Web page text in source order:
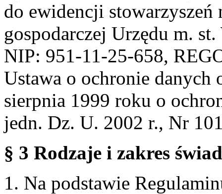
do ewidencji stowarzyszeń
gospodarczej Urzędu m.
NIP: 951-11-25-658,
Ustawa o ochronie danych
sierpnia 1999 roku o
jedn. Dz. U. 2002 r., Nr
§ 3 Rodzaje i zakres
1. Na podstawie